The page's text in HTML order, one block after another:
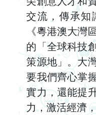
交流，傳承知
《粵港澳大灣
的「全球科技
策源地」。大
要我們齊心掌
實力，還能提
力，激活經濟